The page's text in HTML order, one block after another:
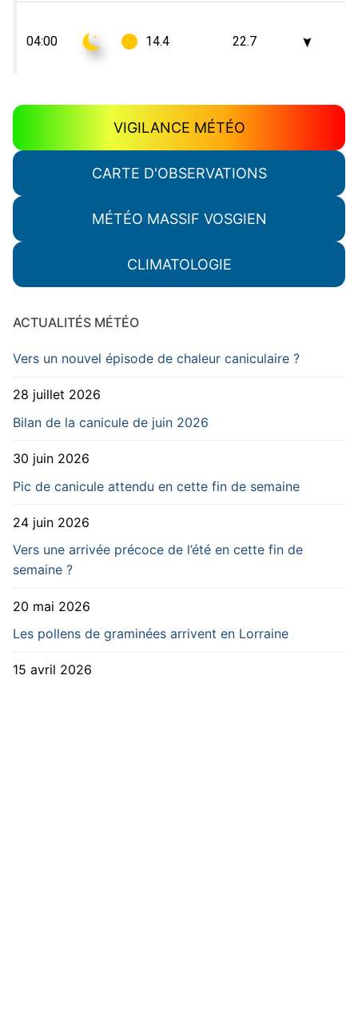
VIGILANCE MÉTÉO
CARTE D'OBSERVATIONS
MÉTÉO MASSIF VOSGIEN
CLIMATOLOGIE
ACTUALITÉS MÉTÉO
Vers un nouvel épisode de chaleur caniculaire ?
28 juillet 2026
Bilan de la canicule de juin 2026
30 juin 2026
Pic de canicule attendu en cette fin de semaine
24 juin 2026
Vers une arrivée précoce de l’été en cette fin de
semaine ?
20 mai 2026
Les pollens de graminées arrivent en Lorraine
15 avril 2026